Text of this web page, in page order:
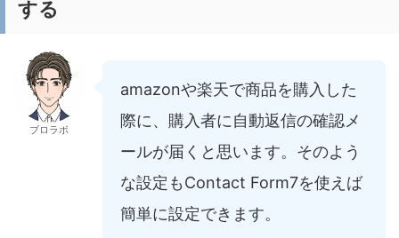
する
ブロラボ
amazonや楽天で商品を購入した
際に、購入者に自動返信の確認メ
ールが届くと思います。そのよう
な設定もContact Form7を使えば
簡単に設定できます。